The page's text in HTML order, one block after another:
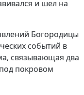
и шел на
Богородицы
событий в
связывающая два
покровом